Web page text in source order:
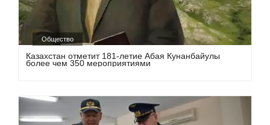
Общество
Казахстан отметит 181-летие Абая Кунанбайулы
более чем 350 мероприятиями